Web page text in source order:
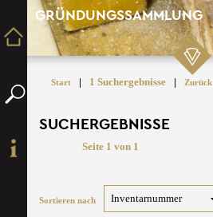
GRÜNDUNGSSAMMLUNG
Start | 1 Suchergebnisse | Zurück
SUCHERGEBNISSE
Seite 1 von 1
Sortieren nach